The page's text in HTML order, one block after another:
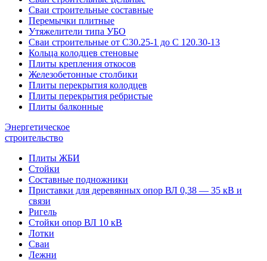
Сваи строительные составные
Перемычки плитные
Утяжелители типа УБО
Сваи строительные от С30.25-1 до С 120.30-13
Кольца колодцев стеновые
Плиты крепления откосов
Железобетонные столбики
Плиты перекрытия колодцев
Плиты перекрытия ребристые
Плиты балконные
Энергетическое
строительство
Плиты ЖБИ
Стойки
Составные подножники
Приставки для деревянных опор ВЛ 0,38 — 35 кВ и
связи
Ригель
Стойки опор ВЛ 10 кВ
Лотки
Сваи
Лежни